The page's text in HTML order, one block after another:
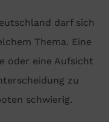
darf sich
Thema. Eine
oder eine Aufsicht
zu
schwierig.